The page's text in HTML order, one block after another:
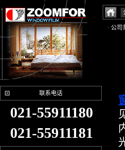
· 公司
联系电话
021-55911180
021-55911181